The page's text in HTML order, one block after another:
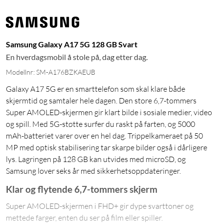
Samsung Galaxy A17 5G 128 GB Svart
En hverdagsmobil å stole på, dag etter dag.
Modellnr: SM-A176BZKAEUB
Galaxy A17 5G er en smarttelefon som skal klare både
skjermtid og samtaler hele dagen. Den store 6,7-tommers
Super AMOLED-skjermen gir klart bilde i sosiale medier, video
og spill. Med 5G-støtte surfer du raskt på farten, og 5000
mAh-batteriet varer over en hel dag. Trippelkameraet på 50
MP med optisk stabilisering tar skarpe bilder også i dårligere
lys. Lagringen på 128 GB kan utvides med microSD, og
Samsung lover seks år med sikkerhetsoppdateringer.
Klar og flytende 6,7-tommers skjerm
Super AMOLED-skjermen i FHD+ gir dype svarttoner og
mettede farger, enten du ser på film eller spiller.